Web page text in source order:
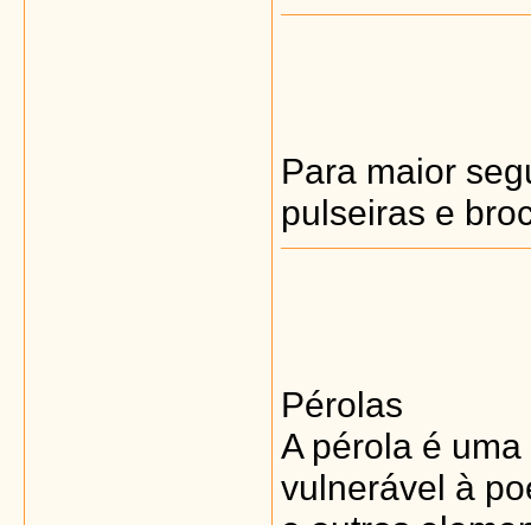
Para maior
pulseiras e
Pérolas
A pérola é
vulnerável à